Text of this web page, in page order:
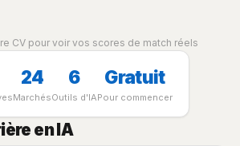
CV pour voir vos scores de match réels
24
Marchés
6
Outils d'IA
Gratuit
Pour commencer
en IA